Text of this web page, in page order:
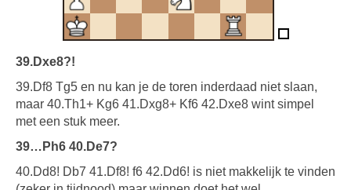
39.Dxe8?!
39.Df8 Tg5 en nu kan je de toren inderdaad niet slaan,
maar 40.Th1+ Kg6 41.Dxg8+ Kf6 42.Dxe8 wint simpel
met een stuk meer.
39…Ph6 40.De7?
40.Dd8! Db7 41.Df8! f6 42.Dd6! is niet makkelijk te vinden